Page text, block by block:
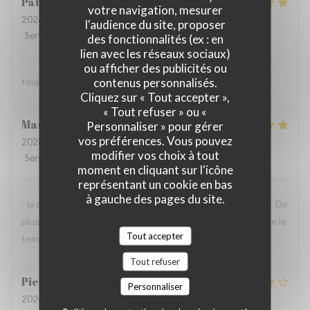
votre navigation, mesurer
l'audience du site, proposer
des fonctionnalités (ex : en
lien avec les réseaux sociaux)
ou afficher des publicités ou
contenus personnalisés.
Cliquez sur « Tout accepter »,
« Tout refuser » ou «
Personnaliser » pour gérer
vos préférences. Vous pouvez
modifier vos choix à tout
moment en cliquant sur l'icône
représentant un cookie en bas
à gauche des pages du site.
Tout accepter
Tout refuser
Personnaliser
2026-07-23
- 13:30 - Couverts 2
Service
Ambiance: 5/5 Cuisine: 5/5 Qualité / Prix
toujours parfait comme d'habitude
Maryvonne M
2026-07-23
- 12:30 - Couverts 2
Service
Ambiance: 4/5 Cuisine:5/5 Qualité / Prix
- la qualité de l'accueil et de la cuisine sont à recommander. De
plus, la terrasse près de la Vilaine est très agréable, lorsque le
temps s'y prête comme aujourd'hui.
Pierre-Olivier
2026-07-14
- 13:00 - Couverts 2